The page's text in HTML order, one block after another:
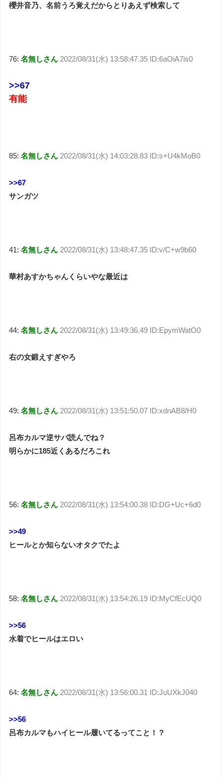
櫻井音乃、名前うろ覚えだからとりあえず検索して
76:名無しさん 2022/08/31(水) 13:58:47.35 ID:6aOiA7is0
>>67
有能
85:名無しさん 2022/08/31(水) 14:03:28.83 ID:s+U4kMoB0
>>67
サンガツ
41:名無しさん 2022/08/31(水) 13:48:47.35 ID:v/C+w9b60
華村あすかちゃんくらいやな最近は
44:名無しさん 2022/08/31(水) 13:49:36.49 ID:EpymWatO0
右の女鍛えすぎやろ
49:名無しさん 2022/08/31(水) 13:51:50.07 ID:xdnAB8/H0
呂布カルマ逆サバ読んでね？
明らかに185近くあるだろこれ
56:名無しさん 2022/08/31(水) 13:54:00.38 ID:DG+Uc+6d0
>>49
ヒールとか知らないオタクでたよ
58:名無しさん 2022/08/31(水) 13:54:26.19 ID:MyCfEcUQ0
>>56
水着でヒールはエロい
64:名無しさん 2022/08/31(水) 13:56:00.31 ID:JuUXkJ040
>>56
呂布カルマもハイヒール履いてるってこと！？